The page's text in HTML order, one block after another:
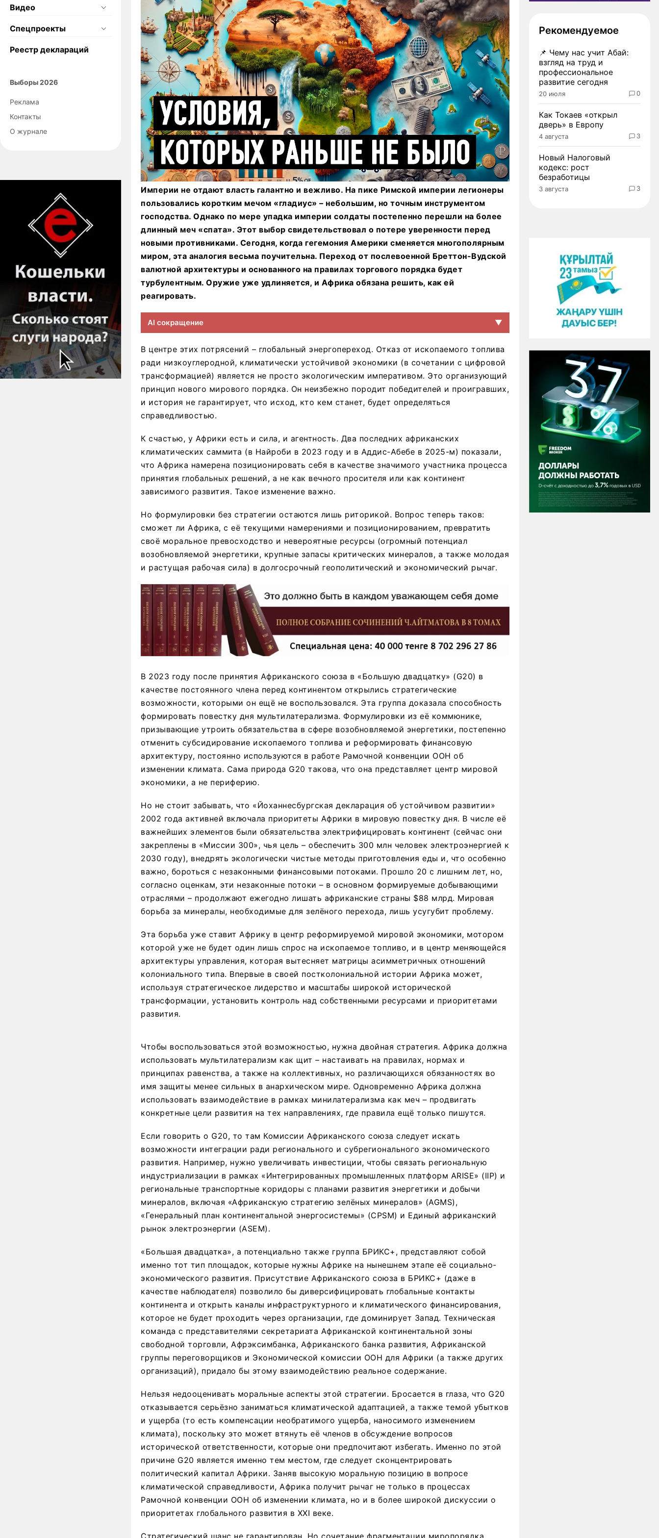
Видео
Спецпроекты
Реестр деклараций
Выборы 2026
Реклама
Контакты
О журнале
Империи не отдают власть галантно и вежливо. На пике Римской империи легионеры
пользовались коротким мечом «гладиус» – небольшим, но точным инструментом
господства. Однако по мере упадка империи солдаты постепенно перешли на более
длинный меч «спата». Этот выбор свидетельствовал о потере уверенности перед
новыми противниками. Сегодня, когда гегемония Америки сменяется многополярным
миром, эта аналогия весьма поучительна. Переход от послевоенной Бреттон-Вудской
валютной архитектуры и основанного на правилах торгового порядка будет
турбулентным. Оружие уже удлиняется, и Африка обязана решить, как ей
реагировать.
AI сокращение ▼
В центре этих потрясений – глобальный энергопереход. Отказ от ископаемого топлива
ради низкоуглеродной, климатически устойчивой экономики (в сочетании с цифровой
трансформацией) является не просто экологическим императивом. Это организующий
принцип нового мирового порядка. Он неизбежно породит победителей и проигравших,
и история не гарантирует, что исход, кто кем станет, будет определяться
справедливостью.
К счастью, у Африки есть и сила, и агентность. Два последних африканских
климатических саммита (в Найроби в 2023 году и в Аддис-Абебе в 2025-м) показали,
что Африка намерена позиционировать себя в качестве значимого участника процесса
принятия глобальных решений, а не как вечного просителя или как континент
зависимого развития. Такое изменение важно.
Но формулировки без стратегии остаются лишь риторикой. Вопрос теперь таков:
сможет ли Африка, с её текущими намерениями и позиционированием, превратить
своё моральное превосходство и невероятные ресурсы (огромный потенциал
возобновляемой энергетики, крупные запасы критических минералов, а также молодая
и растущая рабочая сила) в долгосрочный геополитический и экономический рычаг.
В 2023 году после принятия Африканского союза в «Большую двадцатку» (G20) в
качестве постоянного члена перед континентом открылись стратегические
возможности, которыми он ещё не воспользовался. Эта группа доказала способность
формировать повестку дня мультилатерализма. Формулировки из её коммюнике,
призывающие утроить обязательства в сфере возобновляемой энергетики, постепенно
отменить субсидирование ископаемого топлива и реформировать финансовую
архитектуру, постоянно используются в работе Рамочной конвенции ООН об
изменении климата. Сама природа G20 такова, что она представляет центр мировой
экономики, а не периферию.
Но не стоит забывать, что «Йоханнесбургская декларация об устойчивом развитии»
2002 года активней включала приоритеты Африки в мировую повестку дня. В числе её
важнейших элементов были обязательства электрифицировать континент (сейчас они
закреплены в «Миссии 300», чья цель – обеспечить 300 млн человек электроэнергией к
2030 году), внедрять экологически чистые методы приготовления еды и, что особенно
важно, бороться с незаконными финансовыми потоками. Прошло 20 с лишним лет, но,
согласно оценкам, эти незаконные потоки – в основном формируемые добывающими
отраслями – продолжают ежегодно лишать африканские страны $88 млрд. Мировая
борьба за минералы, необходимые для зелёного перехода, лишь усугубит проблему.
Эта борьба уже ставит Африку в центр реформируемой мировой экономики, мотором
которой уже не будет один лишь спрос на ископаемое топливо, и в центр меняющейся
архитектуры управления, которая вытесняет матрицы асимметричных отношений
колониального типа. Впервые в своей постколониальной истории Африка может,
используя стратегическое лидерство и масштабы широкой исторической
трансформации, установить контроль над собственными ресурсами и приоритетами
развития.
Чтобы воспользоваться этой возможностью, нужна двойная стратегия. Африка должна
использовать мультилатерализм как щит – настаивать на правилах, нормах и
принципах равенства, а также на коллективных, но различающихся обязанностях во
имя защиты менее сильных в анархическом мире. Одновременно Африка должна
использовать взаимодействие в рамках минилатерализма как меч – продвигать
конкретные цели развития на тех направлениях, где правила ещё только пишутся.
Если говорить о G20, то там Комиссии Африканского союза следует искать
возможности интеграции ради регионального и субрегионального экономического
развития. Например, нужно увеличивать инвестиции, чтобы связать региональную
индустриализации в рамках «Интегрированных промышленных платформ ARISE» (IIP) и
региональные транспортные коридоры с планами развития энергетики и добычи
минералов, включая «Африканскую стратегию зелёных минералов» (AGMS),
«Генеральный план континентальной энергосистемы» (CPSM) и Единый африканский
рынок электроэнергии (ASEM).
«Большая двадцатка», а потенциально также группа БРИКС+, представляют собой
именно тот тип площадок, которые нужны Африке на нынешнем этапе её социально-
экономического развития. Присутствие Африканского союза в БРИКС+ (даже в
качестве наблюдателя) позволило бы диверсифицировать глобальные контакты
континента и открыть каналы инфраструктурного и климатического финансирования,
которое не будет проходить через организации, где доминирует Запад. Техническая
команда с представителями секретариата Африканской континентальной зоны
свободной торговли, Афрэксимбанка, Африканского банка развития, Африканской
группы переговорщиков и Экономической комиссии ООН для Африки (а также других
организаций), придало бы этому взаимодействию реальное содержание.
Нельзя недооценивать моральные аспекты этой стратегии. Бросается в глаза, что G20
отказывается серьёзно заниматься климатической адаптацией, а также темой убытков
и ущерба (то есть компенсации необратимого ущерба, наносимого изменением
климата), поскольку это может втянуть её членов в обсуждение вопросов
исторической ответственности, которые они предпочитают избегать. Именно по этой
причине G20 является именно тем местом, где следует сконцентрировать
политический капитал Африки. Заняв высокую моральную позицию в вопросе
климатической справедливости, Африка получит рычаг не только в процессах
Рамочной конвенции ООН об изменении климата, но и в более широкой дискуссии о
приоритетах глобального развития в XXI веке.
Рекомендуемое
📌 Чему нас учит Абай:
взгляд на труд и
профессиональное
развитие сегодня
20 июля 0
Как Токаев «открыл
дверь» в Европу
4 августа 3
Новый Налоговый
кодекс: рост
безработицы
3 августа 3